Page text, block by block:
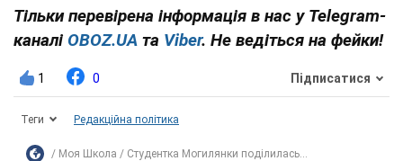
Тільки перевірена інформація в нас у Telegram-
каналі OBOZ.UA та Viber. Не ведіться на фейки!
1 0 Підписатися
Теги Редакційна політика
Моя Школа Студентка Могилянки поділилась...